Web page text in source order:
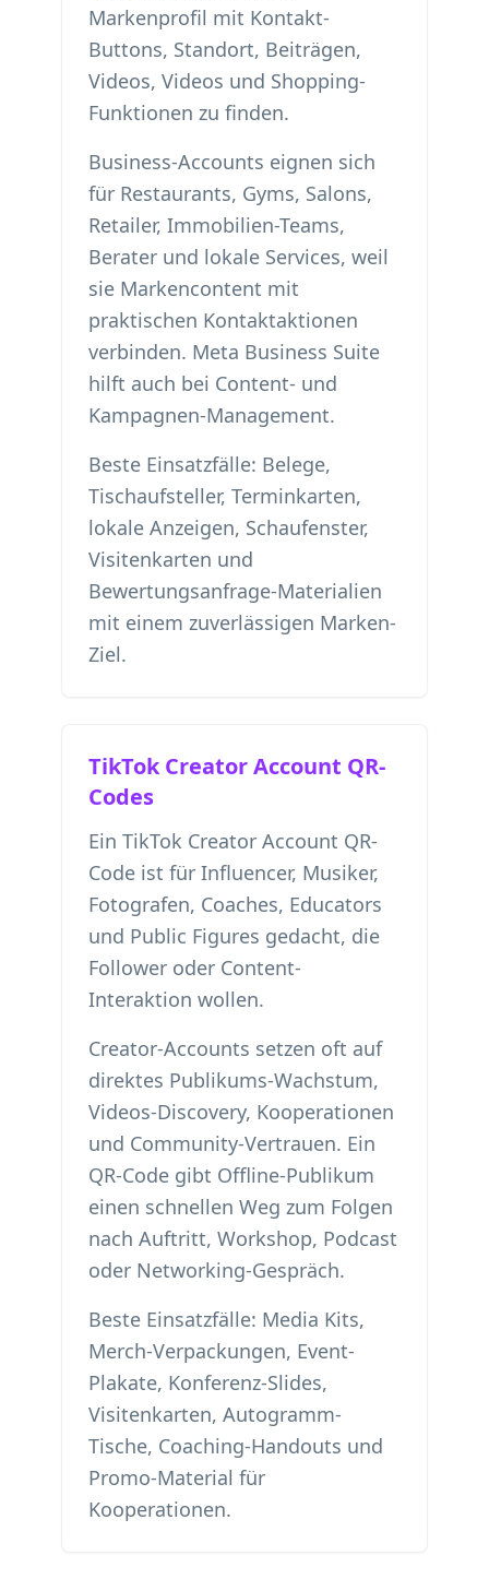
Markenprofil mit Kontakt-
Buttons, Standort, Beiträgen,
Videos, Videos und Shopping-
Funktionen zu finden.
Business-Accounts eignen sich
für Restaurants, Gyms, Salons,
Retailer, Immobilien-Teams,
Berater und lokale Services, weil
sie Markencontent mit
praktischen Kontaktaktionen
verbinden. Meta Business Suite
hilft auch bei Content- und
Kampagnen-Management.
Beste Einsatzfälle: Belege,
Tischaufsteller, Terminkarten,
lokale Anzeigen, Schaufenster,
Visitenkarten und
Bewertungsanfrage-Materialien
mit einem zuverlässigen Marken-
Ziel.
TikTok Creator Account QR-
Codes
Ein TikTok Creator Account QR-
Code ist für Influencer, Musiker,
Fotografen, Coaches, Educators
und Public Figures gedacht, die
Follower oder Content-
Interaktion wollen.
Creator-Accounts setzen oft auf
direktes Publikums-Wachstum,
Videos-Discovery, Kooperationen
und Community-Vertrauen. Ein
QR-Code gibt Offline-Publikum
einen schnellen Weg zum Folgen
nach Auftritt, Workshop, Podcast
oder Networking-Gespräch.
Beste Einsatzfälle: Media Kits,
Merch-Verpackungen, Event-
Plakate, Konferenz-Slides,
Visitenkarten, Autogramm-
Tische, Coaching-Handouts und
Promo-Material für
Kooperationen.